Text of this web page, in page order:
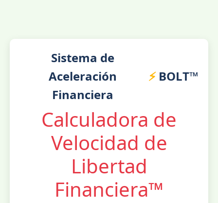
Sistema de
Aceleración
Financiera
⚡ BOLT™
Calculadora de
Velocidad de
Libertad
Financiera™